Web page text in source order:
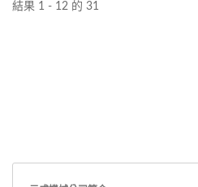
結果 1 - 12 的 31